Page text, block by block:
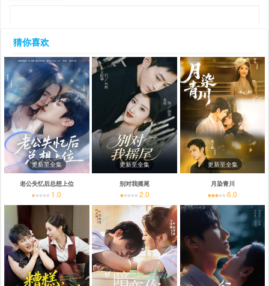
猜你喜欢
更新至全集
老公失忆后总想上位
1.0
更新至全集
别对我摇尾
2.0
更新至全集
月染青川
6.0